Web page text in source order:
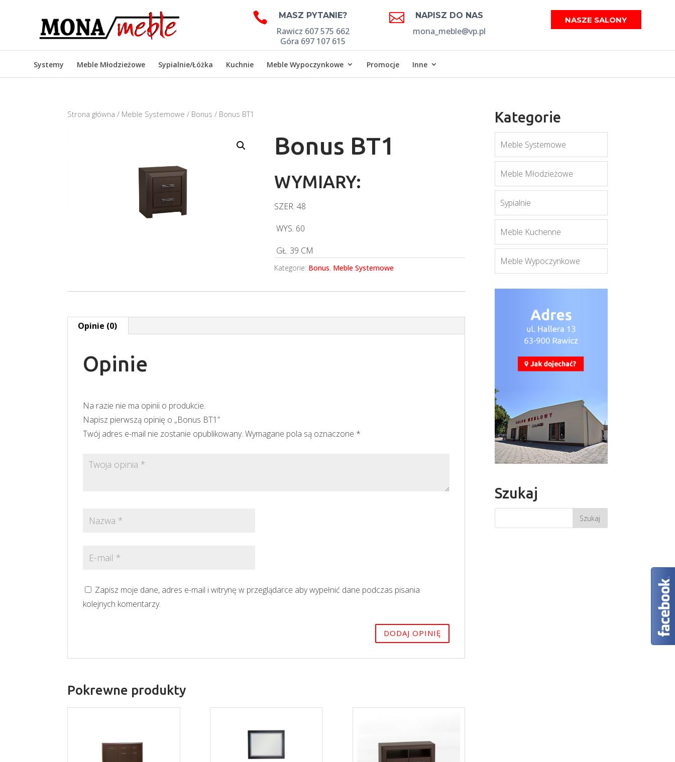
 MASZ PYTANIE?
Rawicz 607 575 662
Góra 697 107 615
 NAPISZ DO NAS
mona_meble@vp.pl
NASZE SALONY
Systemy Meble Młodzieżowe Sypialnie/Łóżka Kuchnie Meble Wypoczynkowe Promocje Inne
Strona główna / Meble Systemowe / Bonus / Bonus BT1
Bonus BT1
WYMIARY:
SZER.48
WYS. 60
GŁ. 39 CM
Kategorie: Bonus, Meble Systemowe
Opinie (0)
Opinie
Na razie nie ma opinii o produkcie.
Napisz pierwszą opinię o „Bonus BT1”
Twój adres e-mail nie zostanie opublikowany. Wymagane pola są oznaczone *
Zapisz moje dane, adres e-mail i witrynę w przeglądarce aby wypełnić dane podczas pisania
kolejnych komentarzy.
Pokrewne produkty
Kategorie
Meble Systemowe
Meble Młodzieżowe
Sypialnie
Meble Kuchenne
Meble Wypoczynkowe
Szukaj